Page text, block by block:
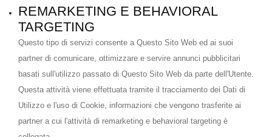
REMARKETING E BEHAVIORAL
TARGETING
Questo tipo di servizi consente a Questo Sito Web ed ai suoi
partner di comunicare, ottimizzare e servire annunci pubblicitari
basati sull'utilizzo passato di Questo Sito Web da parte dell'Utente.
Questa attività viene effettuata tramite il tracciamento dei Dati di
Utilizzo e l'uso di Cookie, informazioni che vengono trasferite ai
partner a cui l'attività di remarketing e behavioral targeting è